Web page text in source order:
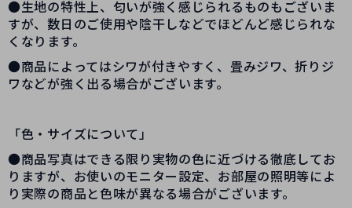
●生地の特性上、匂いが強く感じられるものもございま
すが、数日のご使用や陰干しなどでほどんど感じられな
くなります。
●商品によってはシワが付きやすく、畳みジワ、折りジ
ワなどが強く出る場合がございます。
「色・サイズについて」
●商品写真はできる限り実物の色に近づける徹底してお
りますが、お使いのモニター設定、お部屋の照明等によ
り実際の商品と色味が異なる場合がございます。